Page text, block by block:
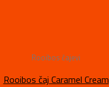
Rooibos čajevi
Rooibos čaj Caramel Cream